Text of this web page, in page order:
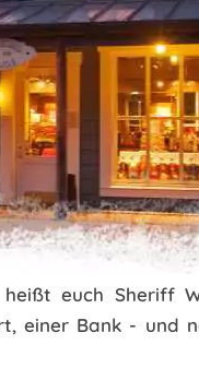
euch Sheriff
einer Bank - und